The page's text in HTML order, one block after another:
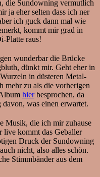
die Sundowning vermutlich
ja eher selten dass ich ner
ich guck dann mal wie
kommt mir grad in
Platte raus!
wunderbar die Brücke
dünkt mir. Geht eher in
in düsteren Metal-
mehr zu als die vorherigen
hierbesprochen, da
was einen erwartet.
Musik, die ich mir zuhause
live kommt das Geballer
Druck der Sundowning
nicht, also alles schön.
Stimmbänder aus dem